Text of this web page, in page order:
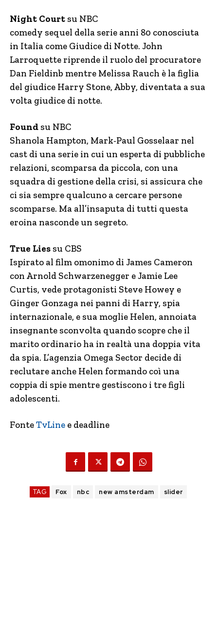
Night Court su NBC
comedy sequel della serie anni 80 conosciuta
in Italia come Giudice di Notte. John
Larroquette riprende il ruolo del procuratore
Dan Fieldinb mentre Melissa Rauch è la figlia
del giudice Harry Stone, Abby, diventata a sua
volta giudice di notte.
Found su NBC
Shanola Hampton, Mark-Paul Gosselaar nel
cast di una serie in cui un esperta di pubbliche
relazioni, scomparsa da piccola, con una
squadra di gestione della crisi, si assicura che
ci sia sempre qualcuno a cercare persone
scomparse. Ma all’insaputa di tutti questa
eroina nasconde un segreto.
True Lies su CBS
Ispirato al film omonimo di James Cameron
con Arnold Schwarzenegger e Jamie Lee
Curtis, vede protagonisti Steve Howey e
Ginger Gonzaga nei panni di Harry, spia
internazionale, e sua moglie Helen, annoiata
insegnante sconvolta quando scopre che il
marito ordinario ha in realtà una doppia vita
da spia. L’agenzia Omega Sector decide di
reclutare anche Helen formando coì una
coppia di spie mentre gestiscono i tre figli
adolescenti.
FonteTvLine e deadline
TAG Fox nbc new amsterdam slider